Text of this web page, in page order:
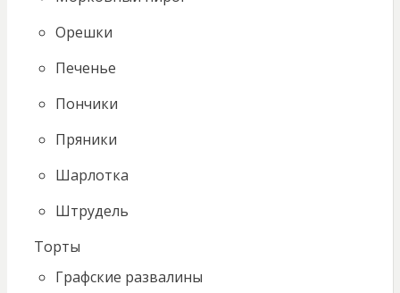
Орешки
Печенье
Пончики
Пряники
Шарлотка
Штрудель
Торты
Графские развалины